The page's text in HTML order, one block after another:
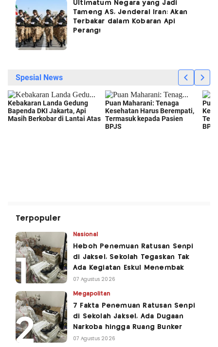
Ultimatum Negara yang Jadi
Tameng AS, Jenderal Iran: Akan
Terbakar dalam Kobaran Api
Perang!
Terpopuler
Nasional
Heboh Penemuan Ratusan Senpi
di Jaksel, Sekolah Tegaskan Tak
Ada Kegiatan Eskul Menembak
07 Agustus 2026
Megapolitan
7 Fakta Penemuan Ratusan Senpi
di Sekolah Jaksel, Ada Dugaan
Narkoba hingga Ruang Bunker
07 Agustus 2026